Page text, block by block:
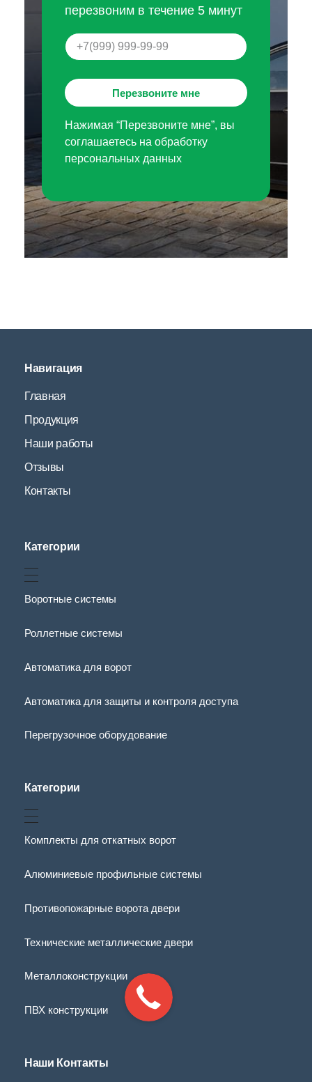
перезвоним в течение 5 минут
Перезвоните мне
Нажимая “Перезвоните мне”, вы
соглашаетесь на обработку
персональных данных
Навигация
Главная
Продукция
Наши работы
Отзывы
Контакты
Категории
Воротные системы
Роллетные системы
Автоматика для ворот
Автоматика для защиты и контроля доступа
Перегрузочное оборудование
Категории
Комплекты для откатных ворот
Алюминиевые профильные системы
Противопожарные ворота двери
Технические металлические двери
Металлоконструкции
ПВХ конструкции
Наши Контакты